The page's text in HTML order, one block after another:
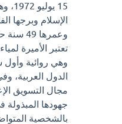
15
الإسلام وبرجها
وعمرها 49 سنة حتى عام 2021.
تعتبر الأميرة
وهي روائية وأول
مجال التسويق
جهودها المبذولة
بالشخصية